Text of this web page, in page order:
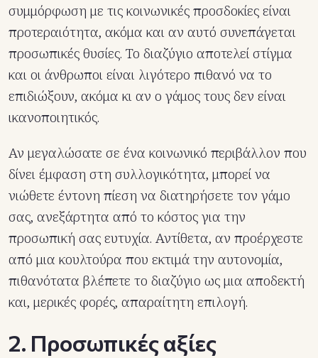
συμμόρφωση με τις κοινωνικές προσδοκίες είναι
προτεραιότητα, ακόμα και αν αυτό συνεπάγεται
προσωπικές θυσίες. Το διαζύγιο αποτελεί στίγμα
και οι άνθρωποι είναι λιγότερο πιθανό να το
επιδιώξουν, ακόμα κι αν ο γάμος τους δεν είναι
ικανοποιητικός.
Αν μεγαλώσατε σε ένα κοινωνικό περιβάλλον που
δίνει έμφαση στη συλλογικότητα, μπορεί να
νιώθετε έντονη πίεση να διατηρήσετε τον γάμο
σας, ανεξάρτητα από το κόστος για την
προσωπική σας ευτυχία. Αντίθετα, αν προέρχεστε
από μια κουλτούρα που εκτιμά την αυτονομία,
πιθανότατα βλέπετε το διαζύγιο ως μια αποδεκτή
και, μερικές φορές, απαραίτητη επιλογή.
2. Προσωπικές αξίες